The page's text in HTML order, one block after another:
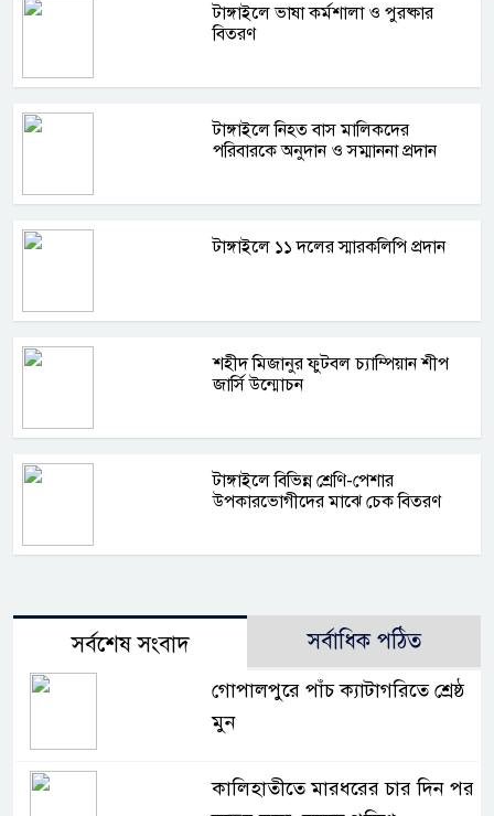
টাঙ্গাইলে ভাষা কর্মশালা ও পুরষ্কার
বিতরণ
টাঙ্গাইলে নিহত বাস মালিকদের
পরিবারকে অনুদান ও সম্মাননা প্রদান
টাঙ্গাইলে ১১ দলের স্মারকলিপি প্রদান
শহীদ মিজানুর ফুটবল চ্যাম্পিয়ান শীপ
জার্সি উন্মোচন
টাঙ্গাইলে বিভিন্ন শ্রেণি-পেশার
উপকারভোগীদের মাঝে চেক বিতরণ
সর্বশেষ সংবাদ সর্বাধিক পঠিত
গোপালপুরে পাঁচ ক্যাটাগরিতে শ্রেষ্ঠ
মুন
কালিহাতীতে মারধরের চার দিন পর